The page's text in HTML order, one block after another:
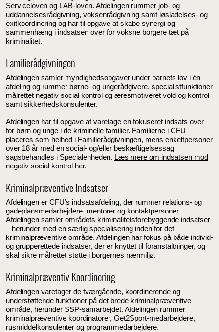
Serviceloven og LAB-loven. Afdelingen rummer job- og
uddannelsesrådgivning, voksenrådgivning samt løsladelses- og
exitkoordinering og har til opgave at skabe synergi og
sammenhæng i indsatsen over for voksne borgere tæt på
kriminalitet.
Familierådgivningen
Afdelingen samler myndighedsopgaver under barnets lov i én
afdeling og rummer børne- og ungerådgivere, specialistfunktioner
målrettet negativ social kontrol og æresmotiveret vold og kontrol
samt sikkerhedskonsulenter.
Afdelingen har til opgave at varetage en fokuseret indsats over
for børn og unge i de kriminelle familier. Familierne i CFU
placeres som helhed i Familierådgivningen, mens enkeltpersoner
over 18 år med en social- og/eller beskæftigelsessag
sagsbehandles i Specialenheden. Læs mere om indsatsen mod
negativ social kontrol her.
Kriminalpræventive Indsatser
Afdelingen er CFU’s indsatsafdeling, der rummer relations- og
gadeplansmedarbejdere, mentorer og kontaktpersoner.
Afdelingen samler områdets kriminalitetsforebyggende indsatser
– herunder med en særlig specialisering inden for det
kriminalpræventive område. Afdelingen har fokus på både individ-
og grupperettede indsatser, der er knyttet til foranstaltninger, og
skal sikre målrettet støtte i borgernes nærmiljø.
Kriminalpræventiv Koordinering
Afdelingen varetager de tværgående, koordinerende og
understøttende funktioner på det brede kriminalpræventive
område, herunder SSP-samarbejdet. Afdelingen rummer
kriminalpræventive koordinatorer, Get2Sport-medarbejdere,
rusmiddelkonsulenter og programmedarbejdere.